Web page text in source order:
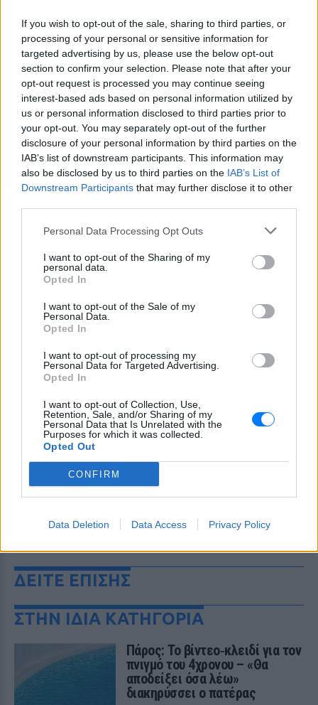
If you wish to opt-out of the sale, sharing to third parties, or
processing of your personal or sensitive information for
targeted advertising by us, please use the below opt-out
section to confirm your selection. Please note that after your
opt-out request is processed you may continue seeing
interest-based ads based on personal information utilized by
us or personal information disclosed to third parties prior to
your opt-out. You may separately opt-out of the further
disclosure of your personal information by third parties on the
IAB’s list of downstream participants. This information may
also be disclosed by us to third parties on the IAB’s List of
Downstream Participants that may further disclose it to other
Personal Data Processing Opt Outs
I want to opt-out of the Sharing of my
personal data.
Opted In
I want to opt-out of the Sale of my
Personal Data.
Opted In
I want to opt-out of processing my
Personal Data for Targeted Advertising.
Opted In
I want to opt-out of Collection, Use,
Retention, Sale, and/or Sharing of my
Personal Data that Is Unrelated with the
Purposes for which it was collected.
Opted Out
CONFIRM
Data Deletion Data Access Privacy Policy
Ακολουθήστε το E-Radio.gr στο Google News
και μάθετε πρώτοιτα πιο hot νέα.
Για ακόμη περισσότερανέα, μπείτε στηνροή
ειδήσεωντου E-Daily.gr
Ακολουθήστε το E-Radio.gr και στο Instagram
ΔΙΑΦΗΜΙΣΗ
ΔΕΙΤΕ ΕΠΙΣΗΣ
ΣΤΗΝ ΙΔΙΑ ΚΑΤΗΓΟΡΙΑ
Πάρος: Το βίντεο‑κλειδί για τον
πνιγμό του 4χρονου – «Θα
αποδείξει όσα λέω»
διακηρύσσει ο πατέρας